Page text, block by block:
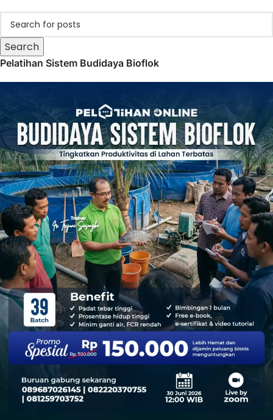
Search
Pelatihan Sistem Budidaya Bioflok